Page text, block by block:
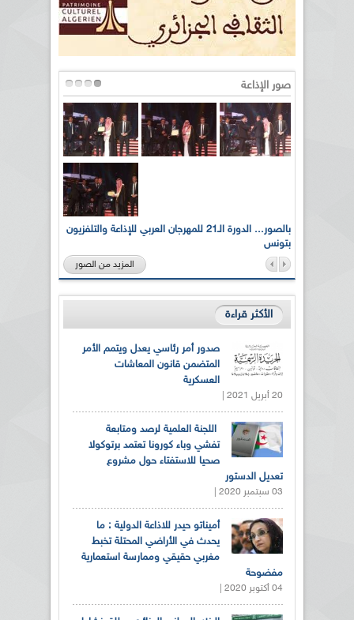
صور الإذاعة
بالصور... الدورة الـ21 للمهرجان العربي للإذاعة والتلفزيون
بتونس
المزيد من الصور
الأكثر قراءة
صدور أمر رئاسي يعدل ويتمم الأمر
المتضمن قانون المعاشات
العسكرية
20 أبريل 2021 |
اللجنة العلمية لرصد ومتابعة
تفشي وباء كورونا تعتمد برتوكولا
صحيا للاستفتاء حول مشروع
تعديل الدستور
03 سبتمبر 2020 |
أميناتو حيدر للاذاعة الدولية : ما
يحدث في الأراضي المحتلة تخبط
مغربي حقيقي وممارسة استعمارية
مفضوحة
04 أكتوبر 2020 |